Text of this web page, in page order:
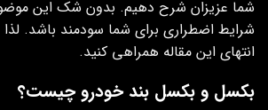
شما عزیزان شرح دهیم. بدون شک این
شرایط اضطراری برای شما سودمند باشد. لذا
انتهای این مقاله همراهی کنید.
بکسل و بکسل بند خودرو چیست؟